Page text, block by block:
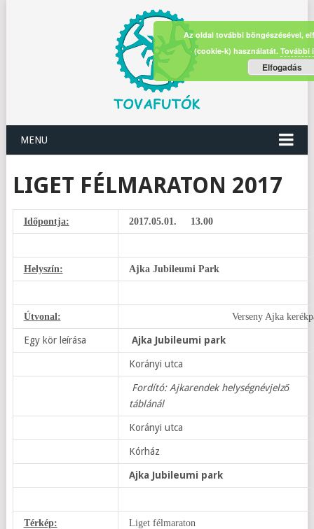
MENU
LIGET FÉLMARATON 2017
Időpontja: 2017.05.01. 13.00
Helyszín: Ajka Jubileumi Park
Útvonal: Verseny Ajka
Egy kör leírása Ajka Jubileumi park
Korányi utca
Fordító: Ajkarendek helységnévjelző
táblánál
Korányi utca
Kórház
Ajka Jubileumi park
Térkép: Liget félmaraton
Az oldal további böngészésével,
(cookie-k) használatát. További
Elfogadás